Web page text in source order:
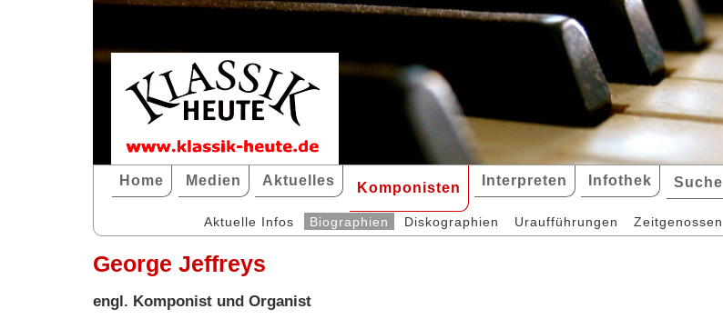
Home Medien Aktuelles Komponisten Interpreten Infothek Suche
Aktuelle Infos Biographien Diskographien Uraufführungen Zeitgenossen
George Jeffreys
engl. Komponist und Organist